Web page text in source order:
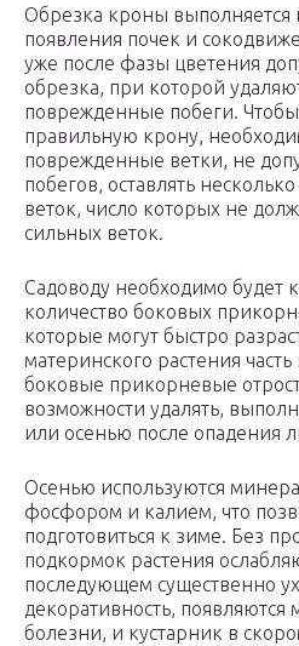
Обрезка кроны выполняется
появления почек и
уже после фазы цветения
обрезка, при которой
поврежденные побеги.
правильную крону,
поврежденные ветки, не
побегов, оставлять
веток, число которых не
сильных веток.
Садоводу необходимо будет
количество боковых
которые могут быстро
материнского растения
боковые прикорневые
возможности удалять,
или осенью после опадения
Осенью используются
фосфором и калием, что
подготовиться к зиме. Без
подкормок растения
последующем существенно
декоративность,
болезни, и кустарник в